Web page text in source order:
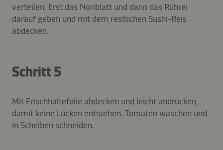
verteilen. Erst das Noriblatt und dann das Rührei
darauf geben und mit dem restlichen Sushi-Reis
abdecken.
Schritt 5
Mit Frischhaltefolie abdecken und leicht andrücken,
damit keine Lücken entstehen. Tomaten waschen und
in Scheiben schneiden.